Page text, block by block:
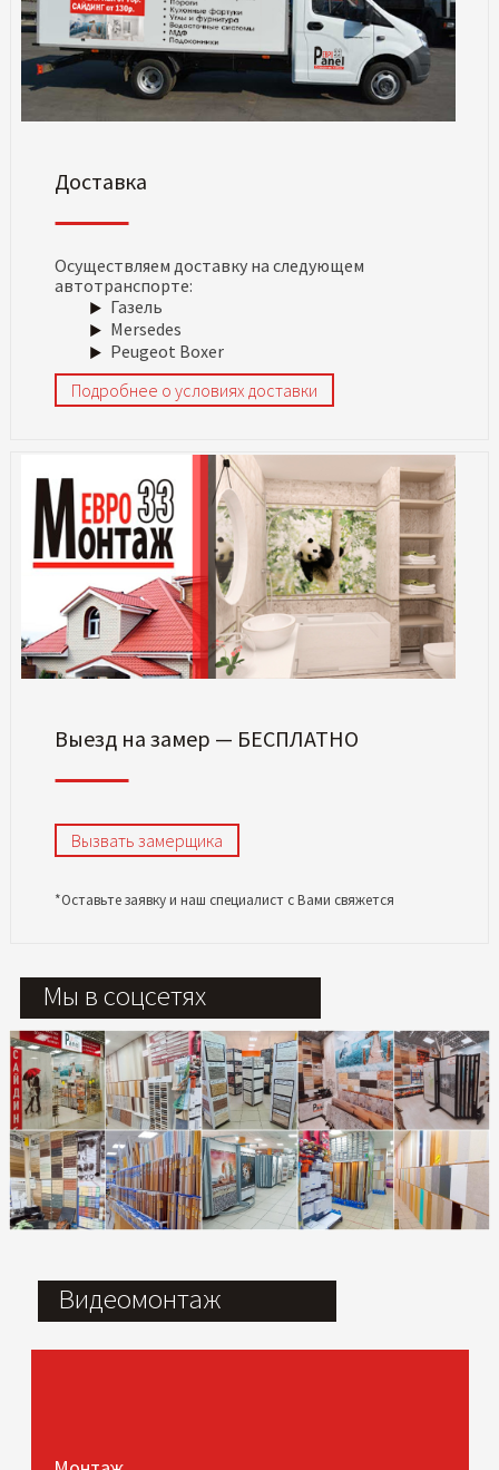
Доставка
Осуществляем доставку на следующем
автотранспорте:
Газель
Mersedes
Peugeot Boxer
Подробнее о условиях доставки
Выезд на замер — БЕСПЛАТНО
Вызвать замерщика
*Оставьте заявку и наш специалист с Вами свяжется
Мы в соцсетях
Видеомонтаж